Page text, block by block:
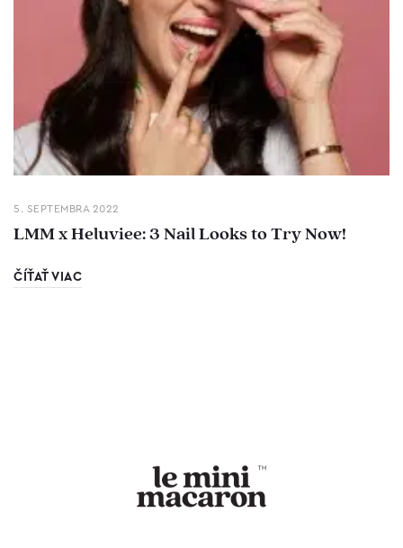
5. SEPTEMBRA 2022
LMM x Heluviee: 3 Nail Looks to Try Now!
ČÍŤAŤ VIAC